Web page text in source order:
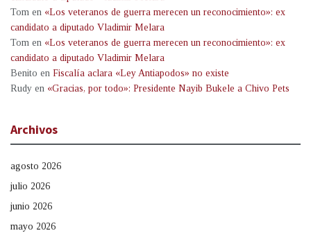
Tom en «Los veteranos de guerra merecen un reconocimiento»: ex
candidato a diputado Vladimir Melara
Tom en «Los veteranos de guerra merecen un reconocimiento»: ex
candidato a diputado Vladimir Melara
Benito en Fiscalía aclara «Ley Antiapodos» no existe
Rudy en «Gracias, por todo»: Presidente Nayib Bukele a Chivo Pets
Archivos
agosto 2026
julio 2026
junio 2026
mayo 2026